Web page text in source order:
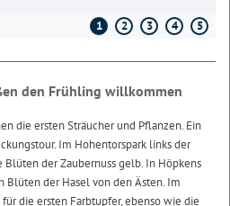
1 2 3 4 5
den Frühling willkommen
die ersten Sträucher und Pflanzen. Ein
Im Hohentorspark links der
der Zaubernuss gelb. In Höpkens
Blüten der Hasel von den Ästen. Im
die ersten Farbtupfer, ebenso wie die